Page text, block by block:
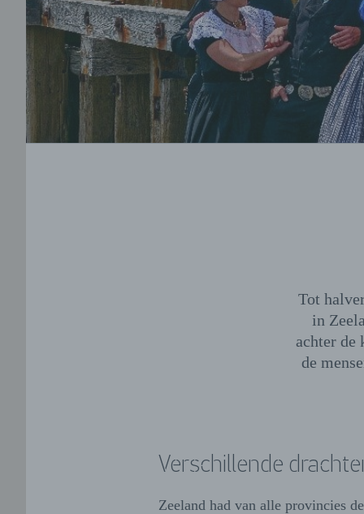
Tot
in
achter de
de
Verschillende
Zeeland had van alle provincies